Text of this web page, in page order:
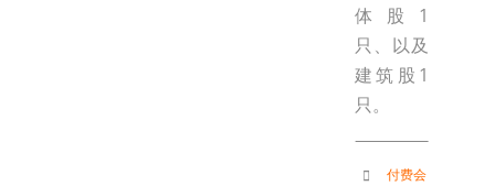
体股1
只、以及
建筑股1
只。
付费会